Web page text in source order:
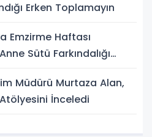
Erken Toplamayın
Emzirme Haftası
Sütü Farkındalığı
Müdürü Murtaza Alan,
İnceledi